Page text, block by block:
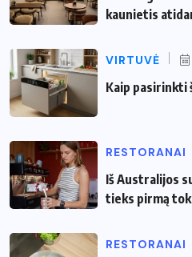
kaunietis
VIRTUVĖ
Kaip pasirinkti
RESTORANAI
Iš Australijos
tieks pirmą
RESTORANAI